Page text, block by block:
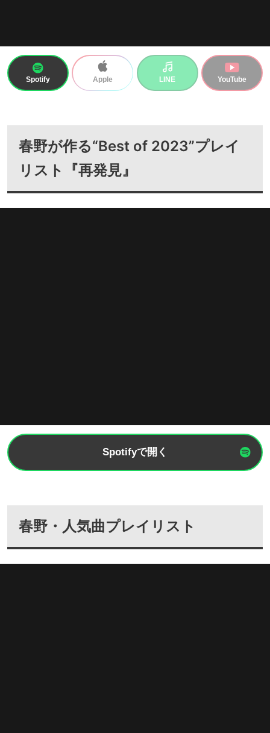
Spotify Apple LINE YouTube
春野が作る“Best of 2023”プレイ
リスト『再発見』
Spotifyで開く
春野・人気曲プレイリスト